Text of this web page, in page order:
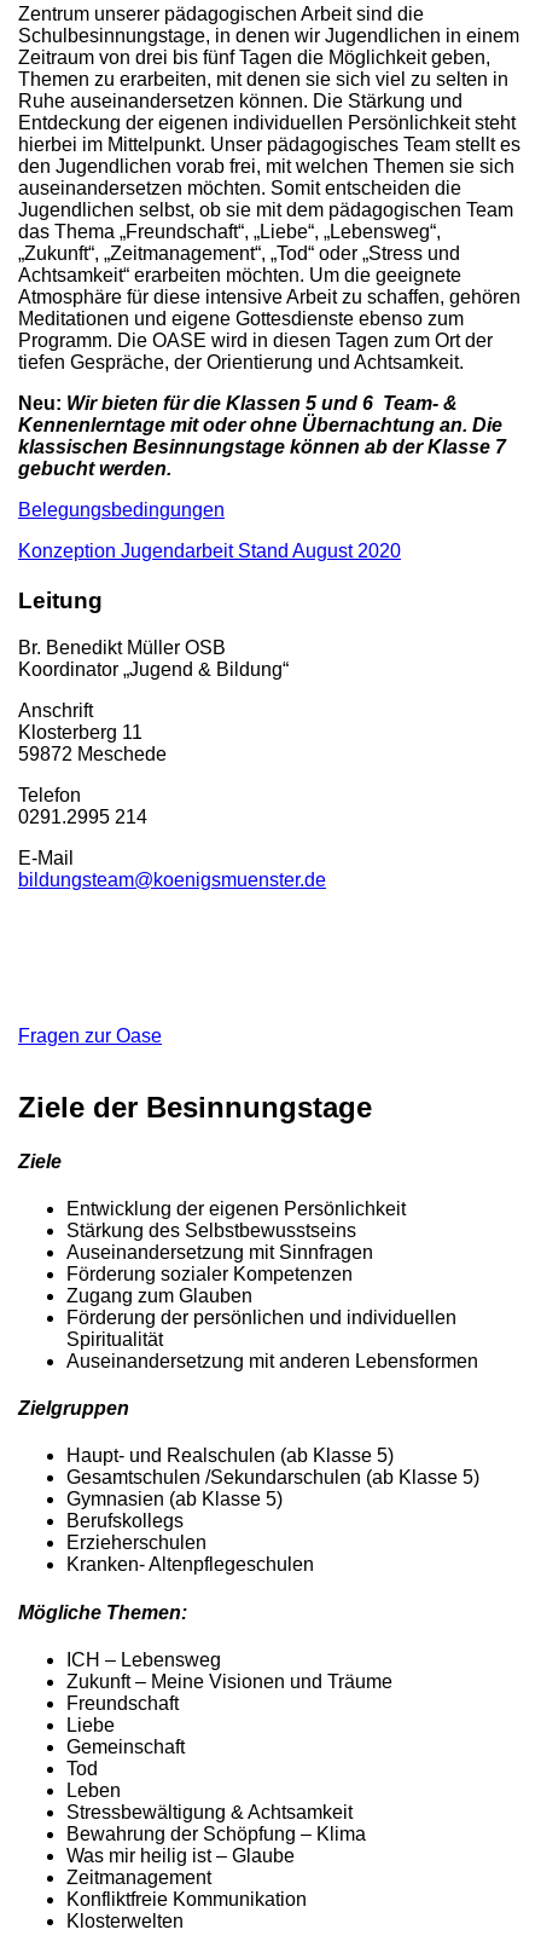
Zentrum unserer pädagogischen Arbeit sind die
Schulbesinnungstage, in denen wir Jugendlichen in einem
Zeitraum von drei bis fünf Tagen die Möglichkeit geben,
Themen zu erarbeiten, mit denen sie sich viel zu selten in
Ruhe auseinandersetzen können. Die Stärkung und
Entdeckung der eigenen individuellen Persönlichkeit steht
hierbei im Mittelpunkt. Unser pädagogisches Team stellt es
den Jugendlichen vorab frei, mit welchen Themen sie sich
auseinandersetzen möchten. Somit entscheiden die
Jugendlichen selbst, ob sie mit dem pädagogischen Team
das Thema „Freundschaft“, „Liebe“, „Lebensweg“,
„Zukunft“, „Zeitmanagement“, „Tod“ oder „Stress und
Achtsamkeit“ erarbeiten möchten. Um die geeignete
Atmosphäre für diese intensive Arbeit zu schaffen, gehören
Meditationen und eigene Gottesdienste ebenso zum
Programm. Die OASE wird in diesen Tagen zum Ort der
tiefen Gespräche, der Orientierung und Achtsamkeit.
Neu: Wir bieten für die Klassen 5 und 6 Team- &
Kennenlerntage mit oder ohne Übernachtung an. Die
klassischen Besinnungstage können ab der Klasse 7
gebucht werden.
Belegungsbedingungen
Konzeption Jugendarbeit Stand August 2020
Leitung
Br. Benedikt Müller OSB
Koordinator „Jugend & Bildung“
Anschrift
Klosterberg 11
59872 Meschede
Telefon
0291.2995 214
E-Mail
bildungsteam@koenigsmuenster.de
Fragen zur Oase
Ziele der Besinnungstage
Ziele
Entwicklung der eigenen Persönlichkeit
Stärkung des Selbstbewusstseins
Auseinandersetzung mit Sinnfragen
Förderung sozialer Kompetenzen
Zugang zum Glauben
Förderung der persönlichen und individuellen
Spiritualität
Auseinandersetzung mit anderen Lebensformen
Zielgruppen
Haupt- und Realschulen (ab Klasse 5)
Gesamtschulen /Sekundarschulen (ab Klasse 5)
Gymnasien (ab Klasse 5)
Berufskollegs
Erzieherschulen
Kranken- Altenpflegeschulen
Mögliche Themen:
ICH – Lebensweg
Zukunft – Meine Visionen und Träume
Freundschaft
Liebe
Gemeinschaft
Tod
Leben
Stressbewältigung & Achtsamkeit
Bewahrung der Schöpfung – Klima
Was mir heilig ist – Glaube
Zeitmanagement
Konfliktfreie Kommunikation
Klosterwelten